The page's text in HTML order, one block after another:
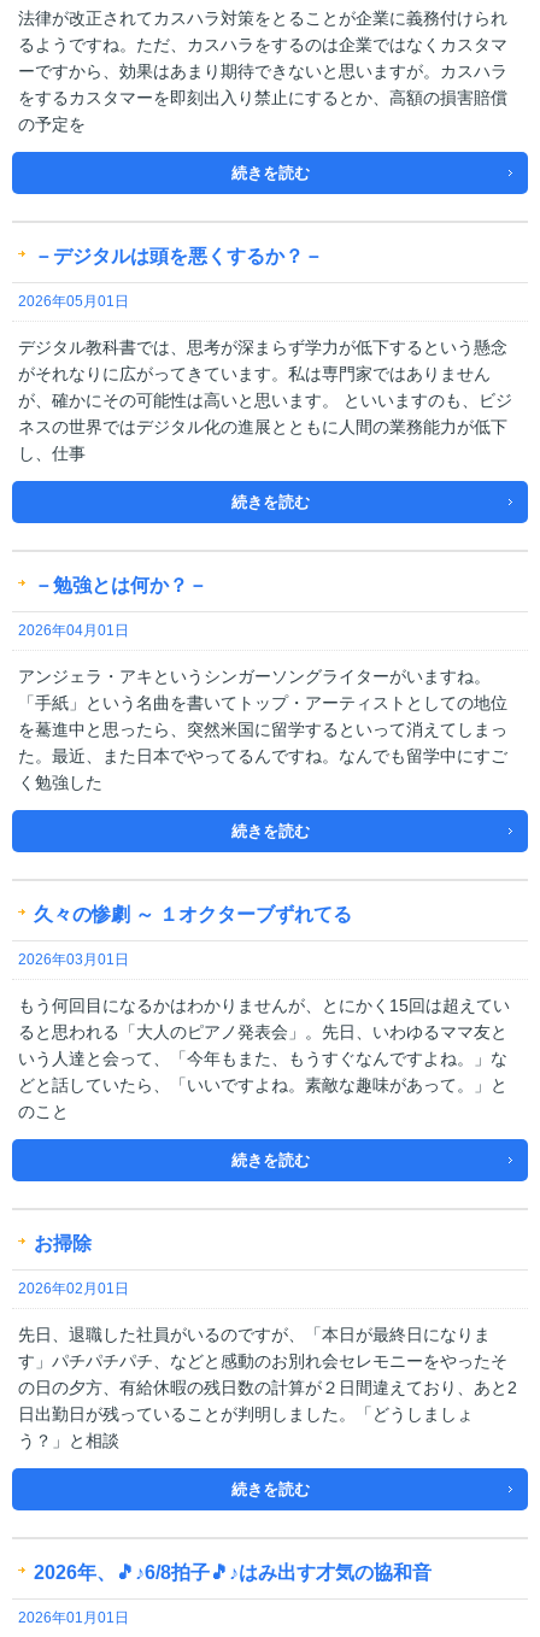
法律が改正されてカスハラ対策をとることが企業に義務付けられ
るようですね。ただ、カスハラをするのは企業ではなくカスタマ
ーですから、効果はあまり期待できないと思いますが。カスハラ
をするカスタマーを即刻出入り禁止にするとか、高額の損害賠償
の予定を
続きを読む
－デジタルは頭を悪くするか？－
2026年05月01日
デジタル教科書では、思考が深まらず学力が低下するという懸念
がそれなりに広がってきています。私は専門家ではありません
が、確かにその可能性は高いと思います。 といいますのも、ビジ
ネスの世界ではデジタル化の進展とともに人間の業務能力が低下
し、仕事
続きを読む
－勉強とは何か？－
2026年04月01日
アンジェラ・アキというシンガーソングライターがいますね。
「手紙」という名曲を書いてトップ・アーティストとしての地位
を驀進中と思ったら、突然米国に留学するといって消えてしまっ
た。最近、また日本でやってるんですね。なんでも留学中にすご
く勉強した
続きを読む
久々の惨劇 ～ １オクターブずれてる
2026年03月01日
もう何回目になるかはわかりませんが、とにかく15回は超えてい
ると思われる「大人のピアノ発表会」。先日、いわゆるママ友と
いう人達と会って、「今年もまた、もうすぐなんですよね。」な
どと話していたら、「いいですよね。素敵な趣味があって。」と
のこと
続きを読む
お掃除
2026年02月01日
先日、退職した社員がいるのですが、「本日が最終日になりま
す」パチパチパチ、などと感動のお別れ会セレモニーをやったそ
の日の夕方、有給休暇の残日数の計算が２日間違えており、あと2
日出勤日が残っていることが判明しました。「どうしましょ
う？」と相談
続きを読む
2026年、🎵♪6/8拍子🎵♪はみ出す才気の協和音
2026年01月01日